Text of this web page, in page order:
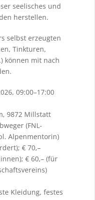
seelisches und
herstellen.
selbst erzeugten
Tinkturen,
können mit nach
09:00–17:00
9872 Millstatt
(FNL-
Alpenmentorin)
€ 70,–
€ 60,– (für
Kleidung, festes